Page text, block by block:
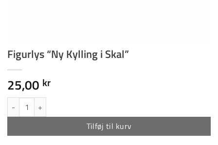
Figurlys “Ny Kylling i Skal”
25,00 kr
Figurlys "Ny Kylling i Skal" antal
Tilføj til kurv